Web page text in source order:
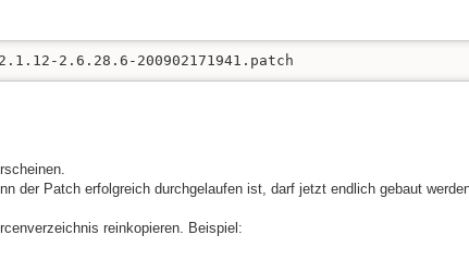
2.6.28.6-200902171941.patch
der Patch erfolgreich durchgelaufen ist, darf jetzt endlich gebaut
reinkopieren. Beispiel: